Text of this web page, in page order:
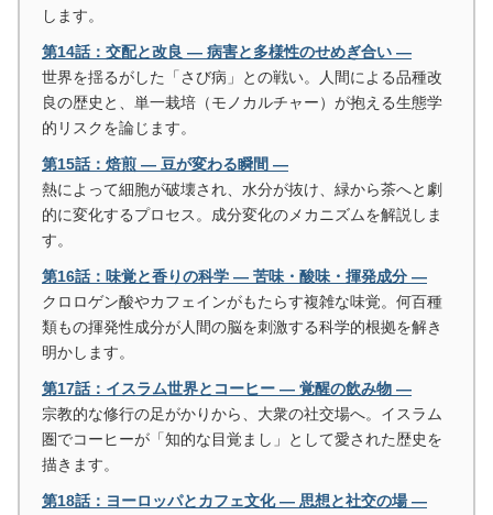
します。
第14話：交配と改良 ― 病害と多様性のせめぎ合い ―
世界を揺るがした「さび病」との戦い。人間による品種改
良の歴史と、単一栽培（モノカルチャー）が抱える生態学
的リスクを論じます。
第15話：焙煎 ― 豆が変わる瞬間 ―
熱によって細胞が破壊され、水分が抜け、緑から茶へと劇
的に変化するプロセス。成分変化のメカニズムを解説しま
す。
第16話：味覚と香りの科学 ― 苦味・酸味・揮発成分 ―
クロロゲン酸やカフェインがもたらす複雑な味覚。何百種
類もの揮発性成分が人間の脳を刺激する科学的根拠を解き
明かします。
第17話：イスラム世界とコーヒー ― 覚醒の飲み物 ―
宗教的な修行の足がかりから、大衆の社交場へ。イスラム
圏でコーヒーが「知的な目覚まし」として愛された歴史を
描きます。
第18話：ヨーロッパとカフェ文化 ― 思想と社交の場 ―